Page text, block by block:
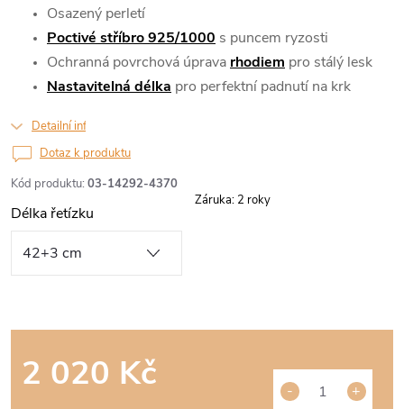
Kód produktu: 03-14292-4370
Osazený perletí
Poctivé stříbro 925/1000 s puncem ryzosti
Ochranná povrchová úprava rhodiem pro stálý lesk
Nastavitelná délka pro perfektní padnutí na krk
Detailní informace
Délka řetízku
2 020 Kč
Dotaz k produktu
Záruka: 2 roky